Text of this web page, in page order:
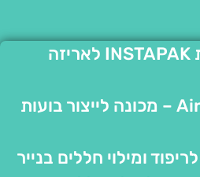
מערכות INSTAPAK לאריזה
Air Force – מכונה לייצור בועות
ומילוי חללים בנייר